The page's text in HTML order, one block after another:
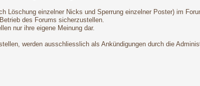
Löschung einzelner Nicks und Sperrung einzelner Poster) im
des Forums sicherzustellen.
nur ihre eigene Meinung dar.
werden ausschliesslich als Ankündigungen durch die